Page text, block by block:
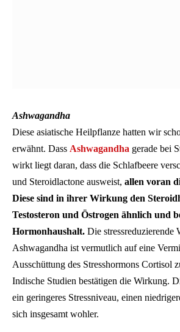
Ashwagandha
Diese asiatische Heilpflanze hatten wir
erwähnt. Dass Ashwagandha gerade bei
wirkt liegt daran, dass die Schlafbeere
und Steroidlactone ausweist, allen voran
Diese sind in ihrer Wirkung den
Testosteron und Östrogen ähnlich und
Hormonhaushalt. Die stressreduzierende
Ashwagandha ist vermutlich auf eine
Ausschüttung des Stresshormons Cortisol
Indische Studien bestätigen die Wirkung.
ein geringeres Stressniveau, einen
sich insgesamt wohler.